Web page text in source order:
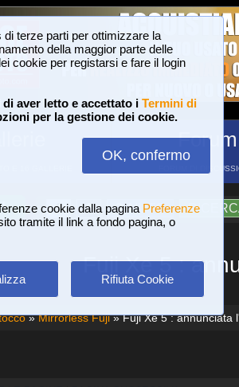
terze parti per ottimizzare la
della maggior parte delle
cookie per registarsi e fare il login
aver letto e accettato i Termini di
per la gestione dei cookie.
OK, confermo
cookie dalla pagina Preferenze
tramite il link a fondo pagina, o
Rifiuta Cookie
Forum
FORUM DI
A A ?AIUTO
Fuji Xe 5 :
»Mirrorless Fuji» Fuji Xe 5 : annunciata